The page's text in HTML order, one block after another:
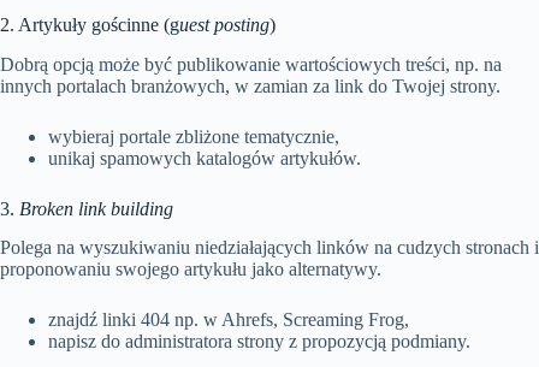
2. Artykuły gościnne (guest posting)
Dobrą opcją może być publikowanie wartościowych treści, np. na
innych portalach branżowych, w zamian za link do Twojej strony.
wybieraj portale zbliżone tematycznie,
unikaj spamowych katalogów artykułów.
3. Broken link building
Polega na wyszukiwaniu niedziałających linków na cudzych stronach i
proponowaniu swojego artykułu jako alternatywy.
znajdź linki 404 np. w Ahrefs, Screaming Frog,
napisz do administratora strony z propozycją podmiany.